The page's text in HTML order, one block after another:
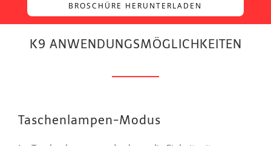
BROSCHÜRE HERUNTERLADEN
K9 ANWENDUNGSMÖGLICHKEITEN
Taschenlampen-Modus